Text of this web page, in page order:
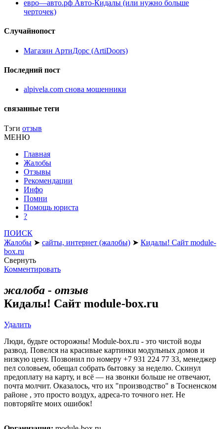
евро—авто.рф Авто-Кидалы (или нужно больше
черточек)
Случайнопост
Магазин АртиДорс (ArtiDoors)
Последний пост
alpivela.com снова мошенники
связанные теги
Тэги отзыв
МЕНЮ
Главная
Жалобы
Отзывы
Рекомендации
Инфо
Помни
Помощь юриста
?
ПОИСК
Жалобы ➤ сайты, интернет (жалобы) ➤ Кидалы! Сайт module-
box.ru
Свернуть
Комментировать
жалоба - отзыв
Кидалы! Сайт module-box.ru
Удалить
Люди, будьте осторожны! Module-box.ru - это чистой воды
развод. Повелся на красивые картинки модульных домов и
низкую цену. Позвонил по номеру +7 931 224 77 33, менеджер
пел соловьем, обещал собрать бытовку за неделю. Скинул
предоплату на карту, и всё — на звонки больше не отвечают,
почта молчит. Оказалось, что их "производство" в Тосненском
районе , это просто воздух, адреса-то точного нет. Не
повторяйте моих ошибок!